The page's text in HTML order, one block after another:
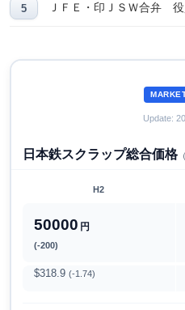
ＪＦＥ・印ＪＳＷ合弁
Update:
日本鉄スクラップ総合価格
H2
50000 円
(-200)
$318.9 (-1.74)